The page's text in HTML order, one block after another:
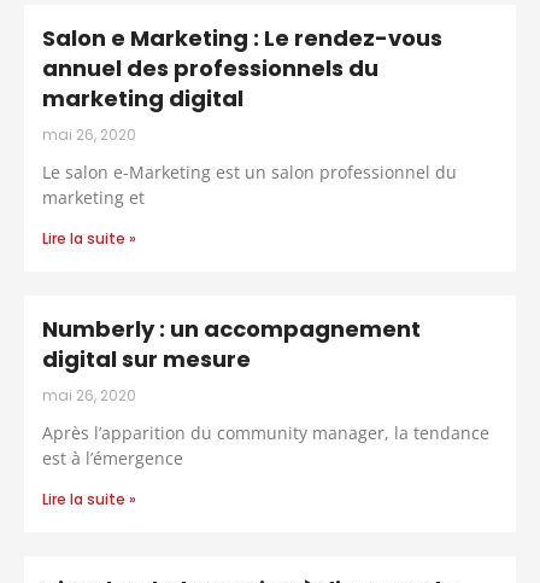
Salon e Marketing : Le rendez-vous
annuel des professionnels du
marketing digital
mai 26, 2020
Le salon e-Marketing est un salon professionnel du
marketing et
Lire la suite »
Numberly : un accompagnement
digital sur mesure
mai 26, 2020
Après l’apparition du community manager, la tendance
est à l’émergence
Lire la suite »